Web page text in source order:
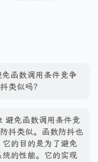
函数调用条件竞争
类似吗？
避免函数调用条件竞
抖类似。函数防抖也
的目的是为了避免
的性能。它的实现